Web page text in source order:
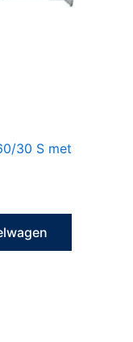
30 S met